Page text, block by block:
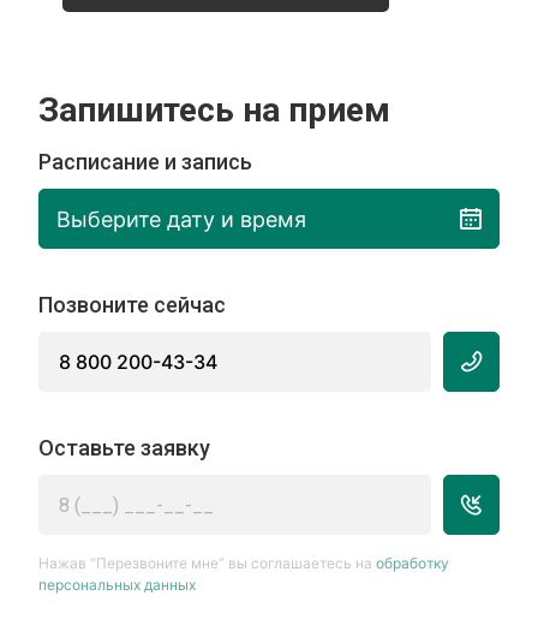
Запишитесь на прием
Расписание и запись
Выберите дату и время
Позвоните сейчас
8 800 200-43-34
Оставьте заявку
Нажав “Перезвоните мне” вы соглашаетесь наобработку
персональных данных